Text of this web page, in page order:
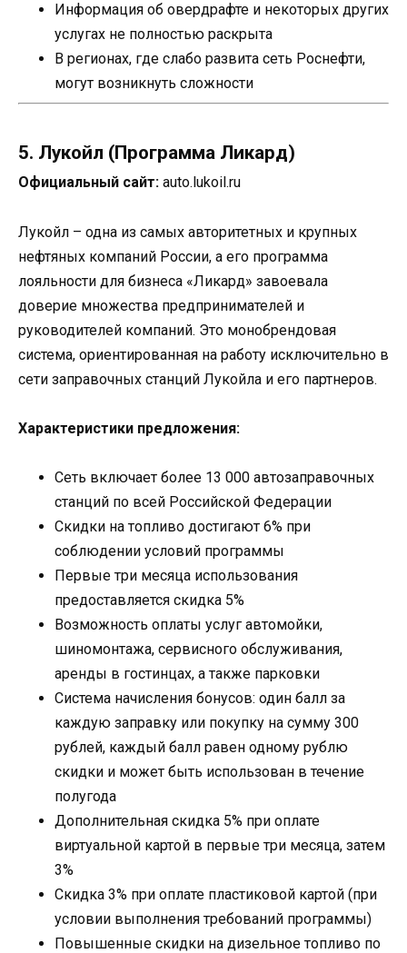
Информация об овердрафте и некоторых других
услугах не полностью раскрыта
В регионах, где слабо развита сеть Роснефти,
могут возникнуть сложности
5. Лукойл (Программа Ликард)
Официальный сайт: auto.lukoil.ru
Лукойл – одна из самых авторитетных и крупных
нефтяных компаний России, а его программа
лояльности для бизнеса «Ликард» завоевала
доверие множества предпринимателей и
руководителей компаний. Это монобрендовая
система, ориентированная на работу исключительно в
сети заправочных станций Лукойла и его партнеров.
Характеристики предложения:
Сеть включает более 13 000 автозаправочных
станций по всей Российской Федерации
Скидки на топливо достигают 6% при
соблюдении условий программы
Первые три месяца использования
предоставляется скидка 5%
Возможность оплаты услуг автомойки,
шиномонтажа, сервисного обслуживания,
аренды в гостинцах, а также парковки
Система начисления бонусов: один балл за
каждую заправку или покупку на сумму 300
рублей, каждый балл равен одному рублю
скидки и может быть использован в течение
полугода
Дополнительная скидка 5% при оплате
виртуальной картой в первые три месяца, затем
3%
Скидка 3% при оплате пластиковой картой (при
условии выполнения требований программы)
Повышенные скидки на дизельное топливо по